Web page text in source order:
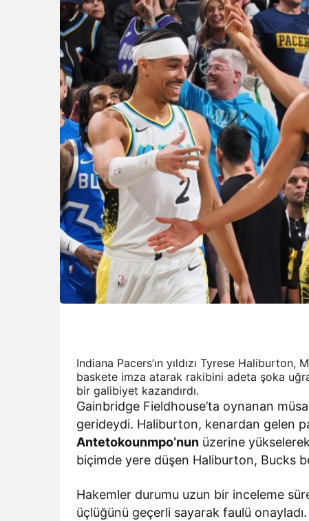
Indiana Pacers’ın yıldızı Tyrese Haliburton,
baskete imza atarak rakibini adeta şoka
bir galibiyet kazandırdı.
Gainbridge Fieldhouse’ta oynanan
gerideydi. Haliburton, kenardan gelen
Antetokounmpo’nun üzerine
biçimde yere düşen Haliburton, Bucks
Hakemler durumu uzun bir inceleme
üçlüğünü geçerli sayarak faulü